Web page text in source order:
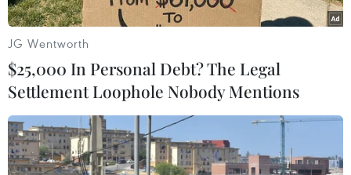
Sanchi bị chìm của Iran có thể gây ra thảm họa về môi
JG Wentworth
$25,000 In Personal Debt? The Legal
Settlement Loophole Nobody Mentions